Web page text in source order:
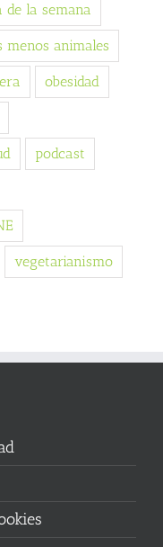
de la semana
menos animales
obesidad
podcast
vegetarianismo